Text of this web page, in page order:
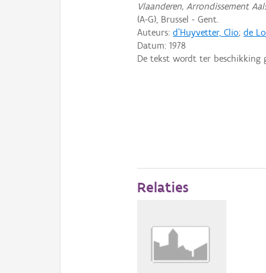
Vlaanderen, Arrondissement
(A-G), Brussel - Gent.
Auteurs:d'Huyvetter, Clio;de
Datum:1978
De tekst wordt ter beschikking
Relaties